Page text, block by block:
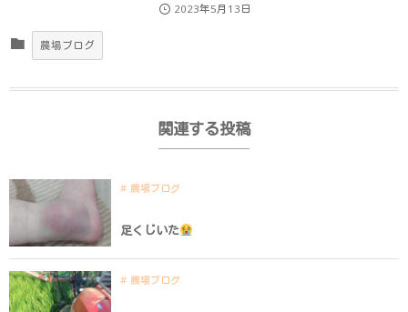
2023年5月13日
農場ブログ
関連する投稿
農場ブログ
足くじいた
農場ブログ